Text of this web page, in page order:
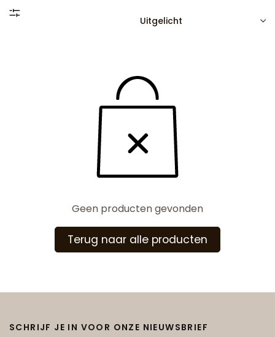
Geen producten gevonden
Terug naar alle producten
SCHRIJF JE IN VOOR ONZE NIEUWSBRIEF